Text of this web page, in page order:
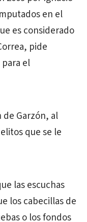
en el
es considerado
pide
el
de Garzón, al
que se le
las escuchas
los cabecillas de
o los fondos